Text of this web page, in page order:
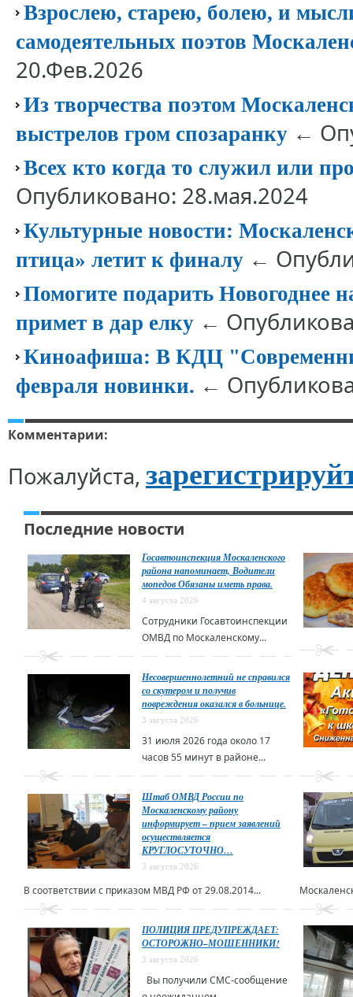
Взрослею, старею, болею, и
самодеятельных поэтов
20.Фев.2026
Из творчества поэтом
выстрелов гром спозаранку ←
Всех кто когда то служил или
Опубликовано: 28.мая.2024
Культурные новости:
птица» летит к финалу ←
Помогите подарить Новогоднее
примет в дар елку ←
Киноафиша: В КДЦ
февраля новинки. ←
Комментарии:
Пожалуйста,
Последние новости
Госавтоинспекция Москаленского
района напоминает, Водители
мопедов Обязаны иметь права.
4 августа 2026
Сотрудники Госавтоинспекции
ОМВД по Москаленскому...
Несовершеннолетний не справился
со скутером и получив
повреждения оказался в больнице.
3 августа 2026
31 июля 2026 года около 17
часов 55 минут в районе...
Штаб ОМВД России по
Москаленскому району
информирует – прием заявлений
осуществляется
КРУГЛОСУТОЧНО…
3 августа 2026
В соответствии с приказом МВД РФ от 29.08.2014...
ПОЛИЦИЯ ПРЕДУПРЕЖДАЕТ:
ОСТОРОЖНО–МОШЕННИКИ!
3 августа 2026
Вы получили СМС-сообщение